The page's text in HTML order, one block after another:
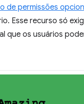
de permissões
Esse recurso só
que os usuários